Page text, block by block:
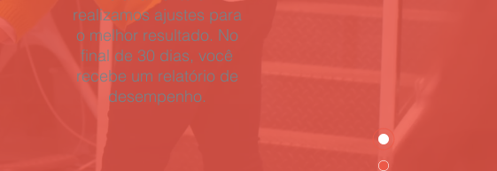
realizamos ajustes para
o melhor resultado. No
final de 30 dias, você
recebe um relatório de
desempenho.